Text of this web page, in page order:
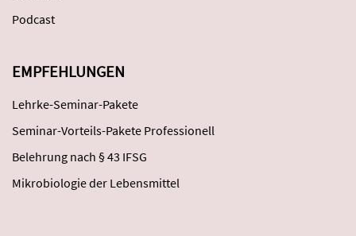
Podcast
EMPFEHLUNGEN
Lehrke-Seminar-Pakete
Seminar-Vorteils-Pakete Professionell
Belehrung nach § 43 IFSG
Mikrobiologie der Lebensmittel